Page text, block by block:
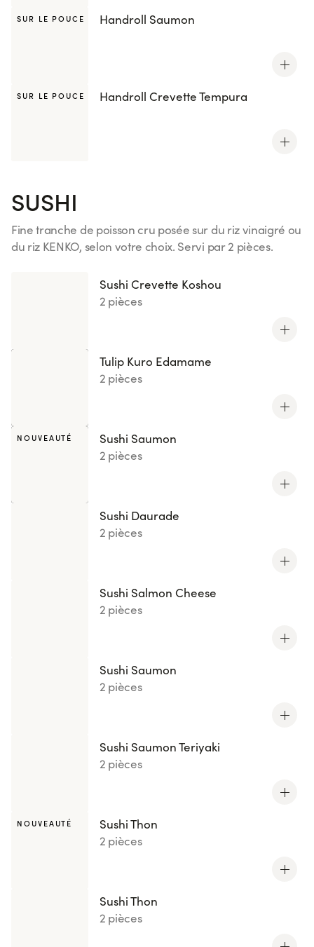
SUR LE POUCE Handroll Saumon
SUR LE POUCE Handroll Crevette Tempura
SUSHI
Fine tranche de poisson cru posée sur du riz vinaigré ou
du riz KENKO, selon votre choix. Servi par 2 pièces.
Sushi Crevette Koshou
2 pièces
Tulip Kuro Edamame
2 pièces
NOUVEAUTÉ
Sushi Saumon
2 pièces
Sushi Daurade
2 pièces
Sushi Salmon Cheese
2 pièces
Sushi Saumon
2 pièces
Sushi Saumon Teriyaki
2 pièces
NOUVEAUTÉ
Sushi Thon
2 pièces
Sushi Thon
2 pièces